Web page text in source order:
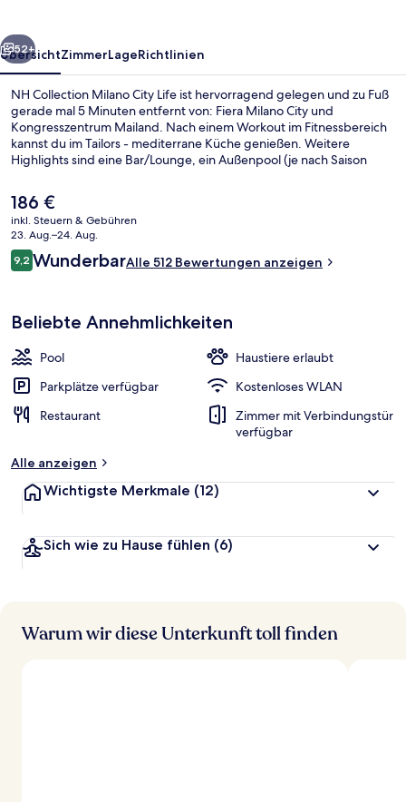
Weiter
52+
ÜbersichtZimmerLageRichtlinien
NH Collection Milano City Life ist hervorragend gelegen und zu Fuß
gerade mal 5 Minuten entfernt von: Fiera Milano City und
Kongresszentrum Mailand. Nach einem Workout im Fitnessbereich
kannst du im Tailors - mediterrane Küche genießen. Weitere
Highlights sind eine Bar/Lounge, ein Außenpool (je nach Saison
über das hilfsbereite Personal zu berichten. Die Unterkunft ist nur
einen kurzen Fußmarsch von den öffentlichen Verkehrsmitteln
entfernt: Zur U-Bahn läuft man 2 Minuten (U-Bahn-Station Portello)
bzw. 8 Minuten (Straßenbahnhaltestelle Corso Sempione Via E.
Filiberto).
Der
aktuelle
Preis
beträgt
186 €.
186 €
inkl. Steuern & Gebühren
23. Aug.–24. Aug.
Bewertungen
9,29,2 von 10.
WunderbarAlle 512 Bewertungen anzeigen
Beliebte Annehmlichkeiten
Pool
Haustiere erlaubt
Parkplätze verfügbar
Kostenloses WLAN
Restaurant
Zimmer mit Verbindungstür
verfügbar
Alle anzeigen
Wichtigste Merkmale (12)
Sich wie zu Hause fühlen (6)
Warum wir diese Unterkunft toll finden